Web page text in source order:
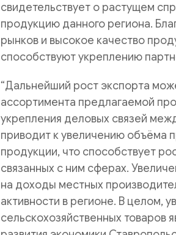
свидетельствует о растущем
продукцию данного региона.
рынков и высокое качество
способствуют укреплению
“Дальнейший рост экспорта
ассортимента предлагаемой
укрепления деловых связей
приводит к увеличению объёма
продукции, что способствует
связанных с ним сферах.
на доходы местных
активности в регионе. В целом,
сельскохозяйственных товаров